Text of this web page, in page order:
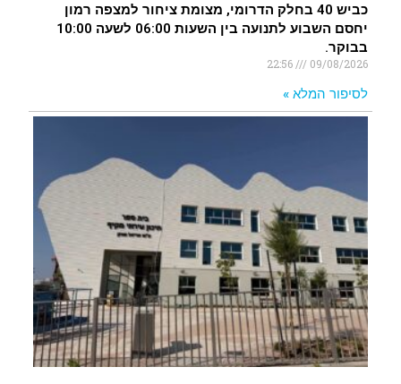
כביש 40 בחלק הדרומי, מצומת ציחור למצפה רמון
יחסם השבוע לתנועה בין השעות 06:00 לשעה 10:00
בבוקר.
09/08/2026
22:56
לסיפור המלא »